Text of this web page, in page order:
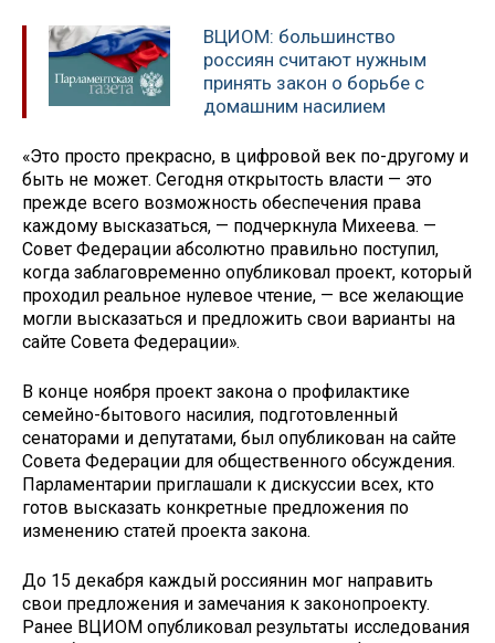
ВЦИОМ: большинство
россиян считают нужным
принять закон о борьбе с
домашним насилием
«Это просто прекрасно, в цифровой век по-другому и
быть не может. Сегодня открытость власти — это
прежде всего возможность обеспечения права
каждому высказаться, — подчеркнула Михеева. —
Совет Федерации абсолютно правильно поступил,
когда заблаговременно опубликовал проект, который
проходил реальное нулевое чтение, — все желающие
могли высказаться и предложить свои варианты на
сайте Совета Федерации».
В конце ноября проект закона о профилактике
семейно-бытового насилия, подготовленный
сенаторами и депутатами, был опубликован на сайте
Совета Федерации для общественного обсуждения.
Парламентарии приглашали к дискуссии всех, кто
готов высказать конкретные предложения по
изменению статей проекта закона.
До 15 декабря каждый россиянин мог направить
свои предложения и замечания к законопроекту.
Ранее ВЦИОМ опубликовал результаты исследования